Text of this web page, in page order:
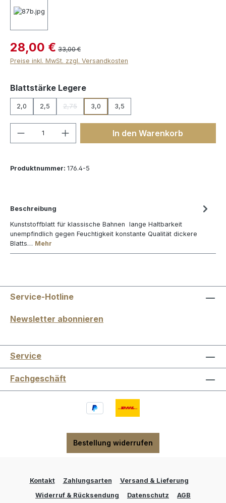
28,00 € 33,00 €
Preise inkl. MwSt. zzgl. Versandkosten
Blattstärke Legereauswählen
2,0 2,5 2,75 3,0 3,5
Produkt Anzahl: Gib denIn den Warenkorb
Produktnummer: 176.4-5
Beschreibung
Kunststoffblatt für klassische Bahnen lange Haltbarkeit
unempfindlich gegen Feuchtigkeit konstante Qualität dickere
Blatts… Mehr
Service-Hotline
Newsletter abonnieren
Service
Fachgeschäft
Bestellung widerrufen
Kontakt Zahlungsarten
Versand & Lieferung
Widerruf & Rücksendung
Datenschutz AGB